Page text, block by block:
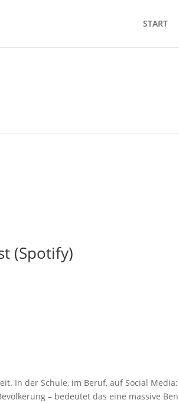
START
(Spotify)
In der Schule, im Beruf, auf Social
– bedeutet das eine massive